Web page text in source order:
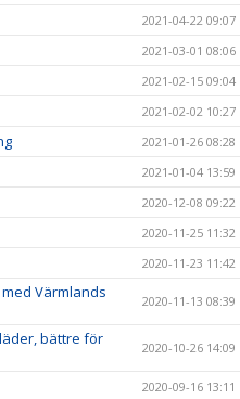
2021-04-22 09:07
2021-03-01 08:06
2021-02-15 09:04
2021-02-02 10:27
2021-01-26 08:28
2021-01-04 13:59
2020-12-08 09:22
2020-11-25 11:32
2020-11-23 11:42
Värmlands
2020-11-13 08:39
bättre för
2020-10-26 14:09
2020-09-16 13:11